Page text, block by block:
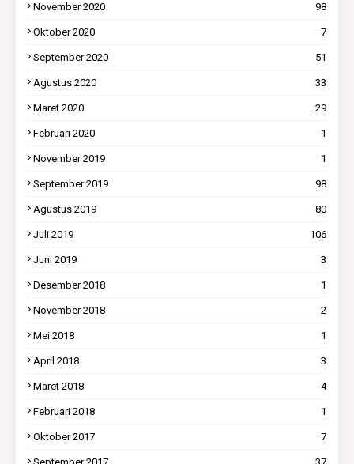
November 2020 98
Oktober 2020 7
September 2020 51
Agustus 2020 33
Maret 2020 29
Februari 2020 1
November 2019 1
September 2019 98
Agustus 2019 80
Juli 2019 106
Juni 2019 3
Desember 2018 1
November 2018 2
Mei 2018 1
April 2018 3
Maret 2018 4
Februari 2018 1
Oktober 2017 7